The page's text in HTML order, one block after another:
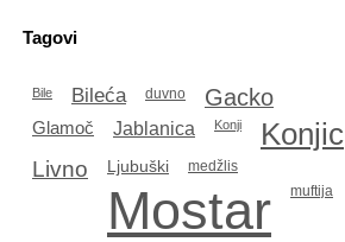
Tagovi
Bile Bileća duvno Gacko
Glamoč Jablanica Konji Konjic
Livno Ljubuški medžlis
Mostar muftija